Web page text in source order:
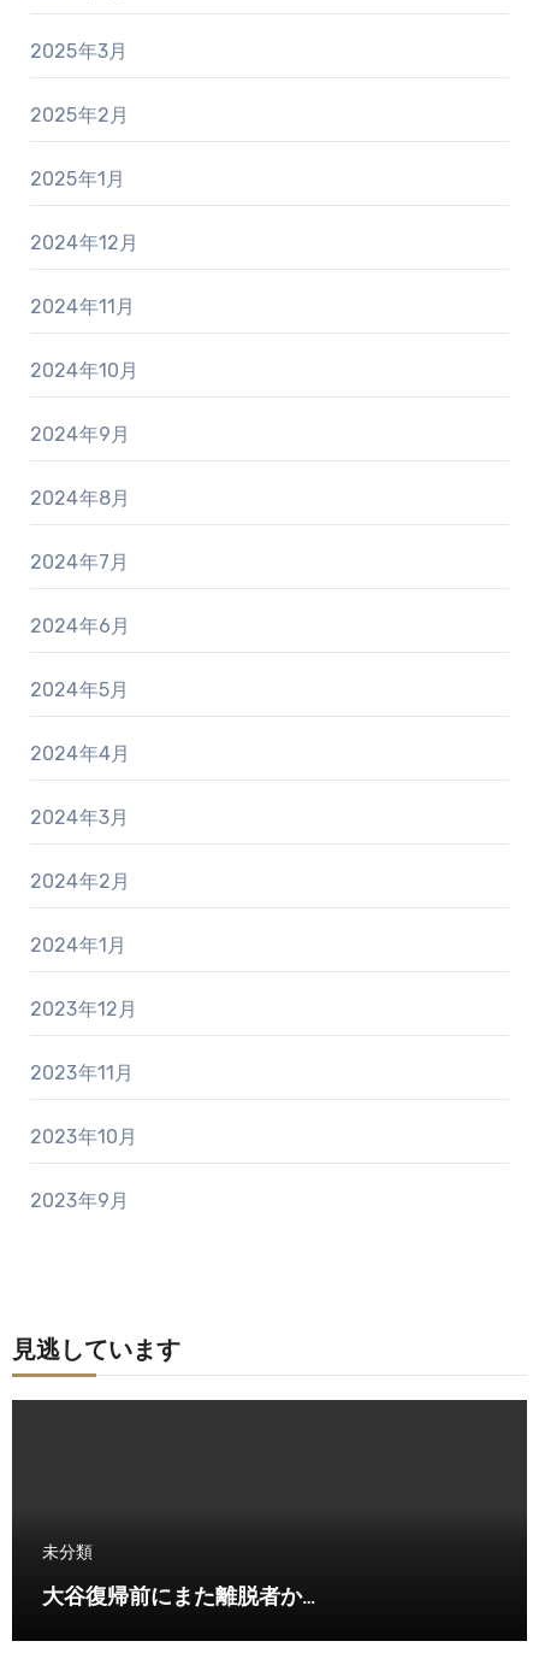
2025年3月
2025年2月
2025年1月
2024年12月
2024年11月
2024年10月
2024年9月
2024年8月
2024年7月
2024年6月
2024年5月
2024年4月
2024年3月
2024年2月
2024年1月
2023年12月
2023年11月
2023年10月
2023年9月
見逃しています
未分類
大谷復帰前にまた離脱者か…